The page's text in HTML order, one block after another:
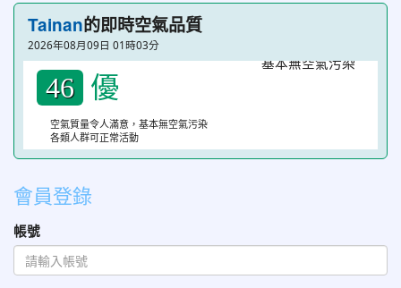
Tainan的即時空氣品質
2026年08月09日 01時03分
46 優
空氣質量令人滿意，基本無空氣污染
各類人群可正常活動
會員登錄
帳號